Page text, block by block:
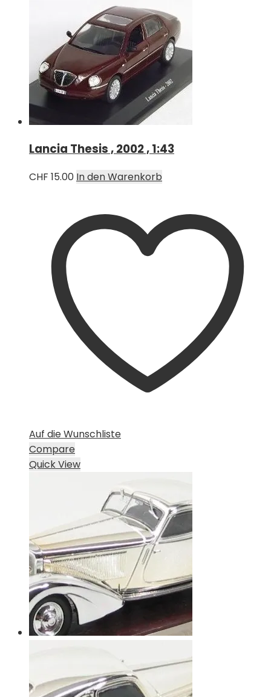
Lancia Thesis , 2002 , 1:43
CHF 15.00 In den Warenkorb
Auf die Wunschliste
Compare
Quick View